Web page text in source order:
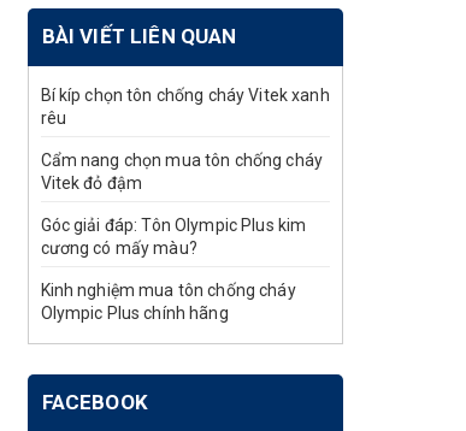
BÀI VIẾT LIÊN QUAN
Bí kíp chọn tôn chống cháy Vitek xanh
rêu
Cẩm nang chọn mua tôn chống cháy
Vitek đỏ đậm
Góc giải đáp: Tôn Olympic Plus kim
cương có mấy màu?
Kinh nghiệm mua tôn chống cháy
Olympic Plus chính hãng
FACEBOOK